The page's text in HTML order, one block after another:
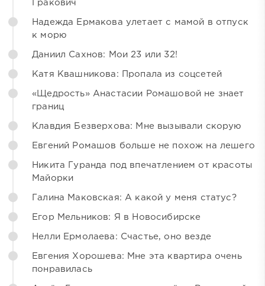
Гракович
Надежда Ермакова улетает с мамой в отпуск
к морю
Даниил Сахнов: Мои 23 или 32!
Катя Квашникова: Пропала из соцсетей
«Щедрость» Анастасии Ромашовой не знает
границ
Клавдия Безверхова: Мне вызывали скорую
Евгений Ромашов больше не похож на лешего
Никита Гуранда под впечатлением от красоты
Майорки
Галина Маковская: А какой у меня статус?
Егор Мельников: Я в Новосибирске
Нелли Ермолаева: Счастье, оно везде
Евгения Хорошева: Мне эта квартира очень
понравилась